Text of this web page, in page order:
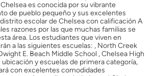
es conocida por su vibrante
de pueblo pequeño y sus excelentes
escolar de Chelsea con calificación A
razones por las que muchas familias se
área. Los estudiantes que viven en
a las siguientes escuelas: , North Creek
E. Beach Middle School , Chelsea High
y escuelas de primera categoría,
con excelentes comodidades